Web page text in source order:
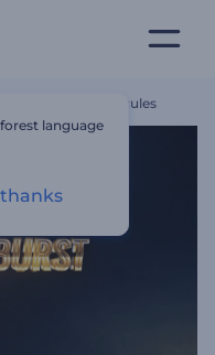
De Particules
language